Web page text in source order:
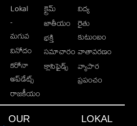
Lokal
-
మగువ
వినోదం
కరోనా
అప్‌డేట్స్
రాజకీయం
క్రైమ్
జాతీయం
భక్తి
సమాచారం
క్లాసిఫైడ్స్
విద్య
రైతు
కుటుంబం
వాతావరణం
వ్యాపార
ప్రపంచం
OUR
LOKAL